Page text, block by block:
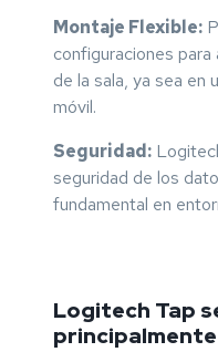
Montaje Flexible:
configuraciones
de la sala, ya sea en
móvil.
Seguridad:
seguridad de los
fundamental en
Logitech Tap